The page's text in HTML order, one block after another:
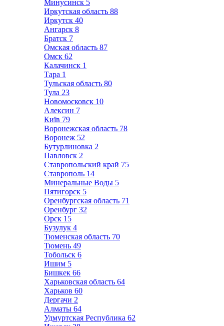
Минусинск 5
Иркутская область 88
Иркутск 40
Ангарск 8
Братск 7
Омская область 87
Омск 62
Калачинск 1
Тара 1
Тульская область 80
Тула 23
Новомосковск 10
Алексин 7
Київ 79
Воронежская область 78
Воронеж 52
Бутурлиновка 2
Павловск 2
Ставропольский край 75
Ставрополь 14
Минеральные Воды 5
Пятигорск 5
Оренбургская область 71
Оренбург 32
Орск 15
Бузулук 4
Тюменская область 70
Тюмень 49
Тобольск 6
Ишим 5
Бишкек 66
Харьковская область 64
Харьков 60
Дергачи 2
Алматы 64
Удмуртская Республика 62